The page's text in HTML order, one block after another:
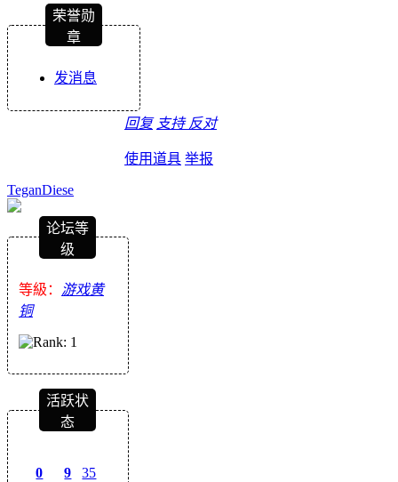
荣誉勋
章
发消息
回复 支持 反对
使用道具 举报
TeganDiese
论坛等
级
等級： 游戏黄
铜
活跃状
态
0 9 35